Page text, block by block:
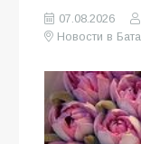
07.08.2026
Новости в